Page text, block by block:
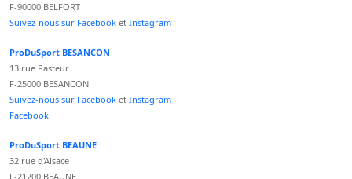
F-90000 BELFORT
Suivez-nous sur Facebook et Instagram
ProDuSport BESANCON
13 rue Pasteur
F-25000 BESANCON
Suivez-nous sur Facebook et Instagram
Facebook
ProDuSport BEAUNE
32 rue d'Alsace
F-21200 BEAUNE